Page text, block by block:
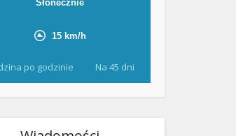
po godzinie Na 45 dni